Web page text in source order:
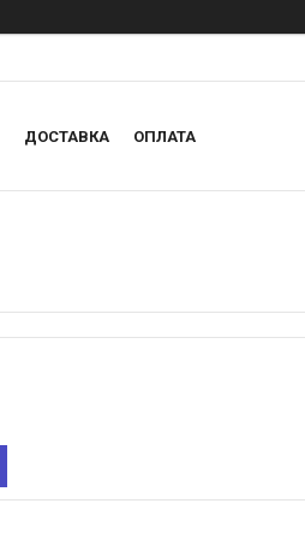
ДОСТАВКА ОПЛАТА